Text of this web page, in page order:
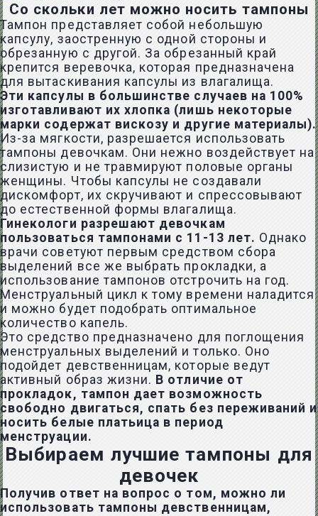
Со скольки лет можно носить тампоны
Тампон представляет собой небольшую
капсулу, заостренную с одной стороны и
обрезанную с другой. За обрезанный край
крепится веревочка, которая предназначена
для вытаскивания капсулы из влагалища.
Эти капсулы в большинстве случаев на 100%
изготавливают их хлопка (лишь некоторые
марки содержат вискозу и другие материалы).
Из-за мягкости, разрешается использовать
тампоны девочкам. Они нежно воздействует на
слизистую и не травмируют половые органы
женщины. Чтобы капсулы не создавали
дискомфорт, их скручивают и спрессовывают
до естественной формы влагалища.
Гинекологи разрешают девочкам
пользоваться тампонами с 11-13 лет. Однако
врачи советуют первым средством сбора
выделений все же выбрать прокладки, а
использование тампонов отстрочить на год.
Менструальный цикл к тому времени наладится
и можно будет подобрать оптимальное
количество капель.
Это средство предназначено для поглощения
менструальных выделений и только. Оно
подойдет девственницам, которые ведут
активный образ жизни. В отличие от
прокладок, тампон дает возможность
свободно двигаться, спать без переживаний и
носить белые платьица в период
менструации.
Выбираем лучшие тампоны для
девочек
Получив ответ на вопрос о том, можно ли
использовать тампоны девственницам,